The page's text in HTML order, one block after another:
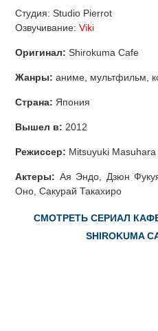
Студия: Studio Pierrot
Озвучивание:Viki
Оригинал: Shirokuma Cafe
Жанры: аниме, мультфильм,
Страна: Япония
Вышел в: 2012
Режиссер: Mitsuyuki Masuhara
Актеры: Ая Эндо, Дзюн
Оно, Сакурай Такахиро
СМОТРЕТЬ СЕРИАЛ
SHIROKUMA